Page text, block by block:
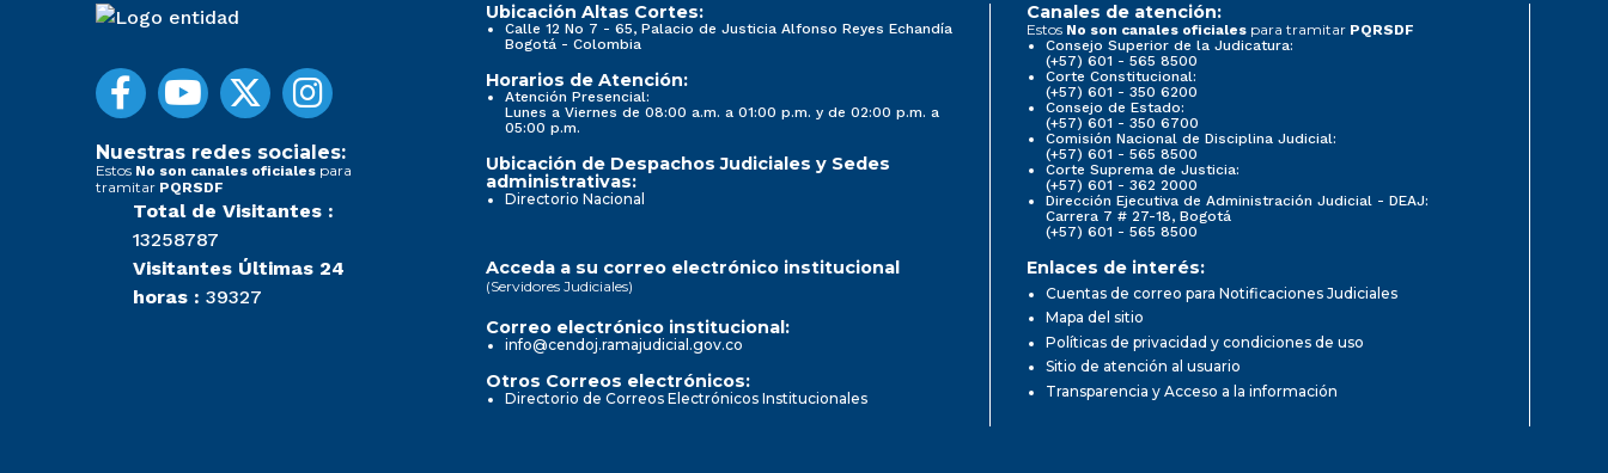
Nuestras redes sociales:
Estos No son canales oficiales para
tramitar PQRSDF
Total de Visitantes :
13258787
Visitantes Últimas 24
horas : 39327
Ubicación Altas Cortes:
Calle 12 No 7 - 65, Palacio de Justicia Alfonso Reyes Echandía
Bogotá - Colombia
Horarios de Atención:
Atención Presencial:
Lunes a Viernes de 08:00 a.m. a 01:00 p.m. y de 02:00 p.m. a
05:00 p.m.
Ubicación de Despachos Judiciales y Sedes
administrativas:
Directorio Nacional
Canales de atención:
Estos No son canales oficiales para tramitar PQRSDF
Consejo Superior de la Judicatura:
(+57) 601 - 565 8500
Corte Constitucional:
(+57) 601 - 350 6200
Consejo de Estado:
(+57) 601 - 350 6700
Comisión Nacional de Disciplina Judicial:
(+57) 601 - 565 8500
Corte Suprema de Justicia:
(+57) 601 - 362 2000
Dirección Ejecutiva de Administración Judicial - DEAJ:
Carrera 7 # 27-18, Bogotá
(+57) 601 - 565 8500
Acceda a su correo electrónico institucional
(Servidores Judiciales)
Correo electrónico institucional:
info@cendoj.ramajudicial.gov.co
Otros Correos electrónicos:
Directorio de Correos Electrónicos Institucionales
Enlaces de interés:
Cuentas de correo para Notificaciones Judiciales
Mapa del sitio
Políticas de privacidad y condiciones de uso
Sitio de atención al usuario
Transparencia y Acceso a la información